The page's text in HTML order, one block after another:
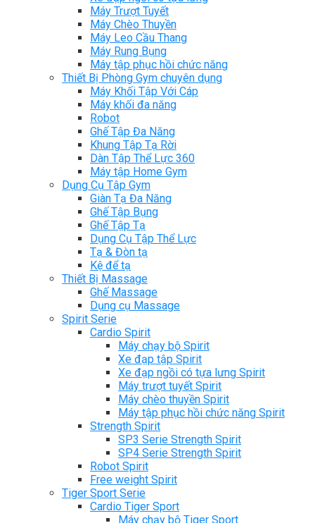
Máy Trượt Tuyết
Máy Chèo Thuyền
Máy Leo Cầu Thang
Máy Rung Bụng
Máy tập phục hồi chức năng
Thiết Bị Phòng Gym chuyên dụng
Máy Khối Tập Với Cáp
Máy khối đa năng
Robot
Ghế Tập Đa Năng
Khung Tập Tạ Rời
Dàn Tập Thể Lực 360
Máy tập Home Gym
Dụng Cụ Tập Gym
Giàn Tạ Đa Năng
Ghế Tập Bụng
Ghế Tập Tạ
Dụng Cụ Tập Thể Lực
Tạ & Đòn tạ
Kệ để tạ
Thiết Bị Massage
Ghế Massage
Dụng cụ Massage
Spirit Serie
Cardio Spirit
Máy chạy bộ Spirit
Xe đạp tập Spirit
Xe đạp ngồi có tựa lưng Spirit
Máy trượt tuyết Spirit
Máy chèo thuyền Spirit
Máy tập phục hồi chức năng Spirit
Strength Spirit
SP3 Serie Strength Spirit
SP4 Serie Strength Spirit
Robot Spirit
Free weight Spirit
Tiger Sport Serie
Cardio Tiger Sport
Máy chạy bộ Tiger Sport